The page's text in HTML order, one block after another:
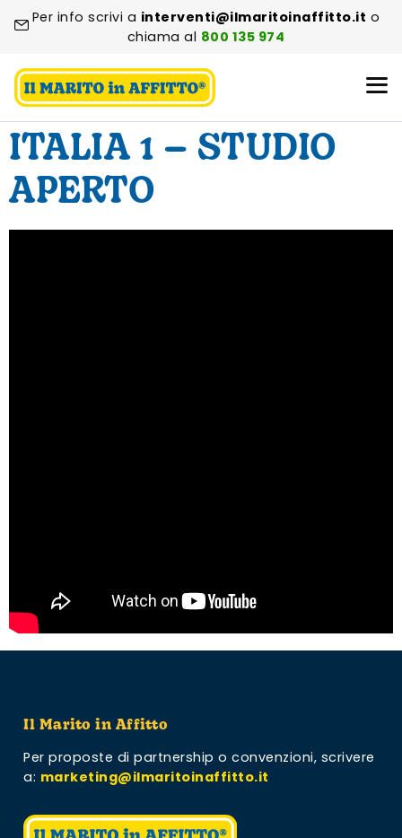
Per info scrivi a interventi@ilmaritoinaffitto.it o
chiama al 800 135 974
ITALIA 1 – STUDIO
APERTO
Il Marito in Affitto
Per proposte di partnership o convenzioni, scrivere
a: marketing@ilmaritoinaffitto.it